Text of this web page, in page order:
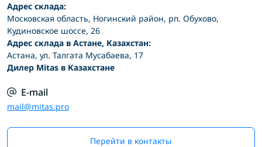
Адрес склада:
Московская область, Ногинский район, рп. Обухово,
Кудиновское шоссе, 26
Адрес склада в Астане, Казахстан:
Астана, ул. Талгата Мусабаева, 17
Дилер Mitas в Казахстане
E-mail
mail@mitas.pro
Перейти в контакты